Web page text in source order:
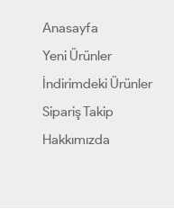
Anasayfa
Yeni Ürünler
İndirimdeki Ürünler
Sipariş Takip
Hakkımızda